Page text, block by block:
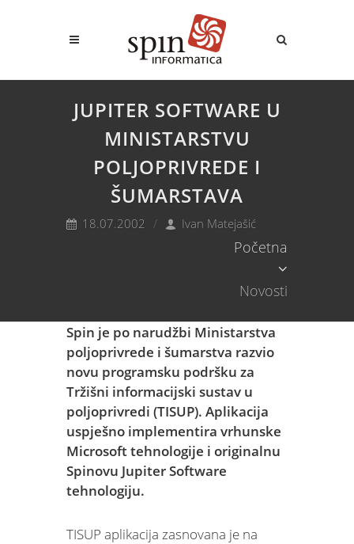
JUPITER SOFTWARE U
MINISTARSTVU
POLJOPRIVREDE I
ŠUMARSTAVA
18.07.2002 Ivan Matejašić
Početna
Novosti
Spin je po narudžbi Ministarstva
poljoprivrede i šumarstva razvio
novu programsku podršku za
Tržišni informacijski sustav u
poljoprivredi (TISUP). Aplikacija
uspješno implementira vrhunske
Microsoft tehnologije i originalnu
Spinovu Jupiter Software
tehnologiju.
TISUP aplikacija zasnovana je na